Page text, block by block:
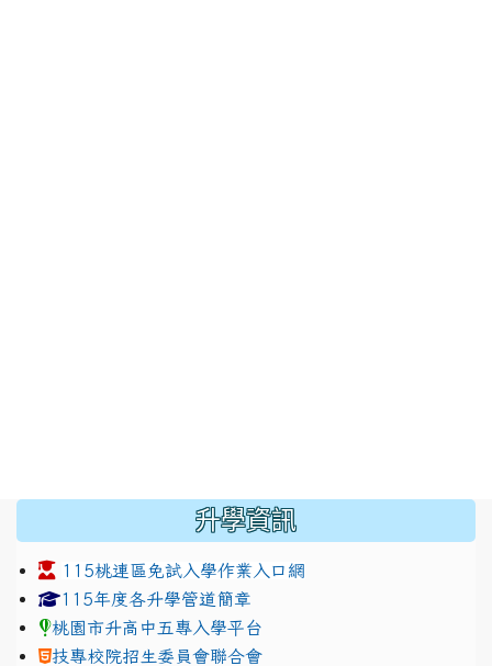
升學資訊
115桃連區免試入學作業入口網
link to https://www.jhjhs.tyc.edu.tw/modules/
115年度各升學管道簡章
桃園市升高中五專入學平台
技專校院招生委員會聯合會